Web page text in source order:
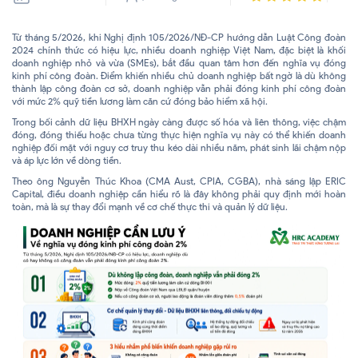
Từ tháng 5/2026, khi Nghị định 105/2026/NĐ-CP hướng dẫn Luật Công đoàn
2024 chính thức có hiệu lực, nhiều doanh nghiệp Việt Nam, đặc biệt là khối
doanh nghiệp nhỏ và vừa (SMEs), bắt đầu quan tâm hơn đến nghĩa vụ đóng
kinh phí công đoàn. Điểm khiến nhiều chủ doanh nghiệp bất ngờ là dù không
thành lập công đoàn cơ sở, doanh nghiệp vẫn phải đóng kinh phí công đoàn
với mức 2% quỹ tiền lương làm căn cứ đóng bảo hiểm xã hội.
Trong bối cảnh dữ liệu BHXH ngày càng được số hóa và liên thông, việc chậm
đóng, đóng thiếu hoặc chưa từng thực hiện nghĩa vụ này có thể khiến doanh
nghiệp đối mặt với nguy cơ truy thu kéo dài nhiều năm, phát sinh lãi chậm nộp
và áp lực lớn về dòng tiền.
Theo ông Nguyễn Thúc Khoa (CMA Aust, CPIA, CGBA), nhà sáng lập ERIC
Capital, điều doanh nghiệp cần hiểu rõ là đây không phải quy định mới hoàn
toàn, mà là sự thay đổi mạnh về cơ chế thực thi và quản lý dữ liệu.